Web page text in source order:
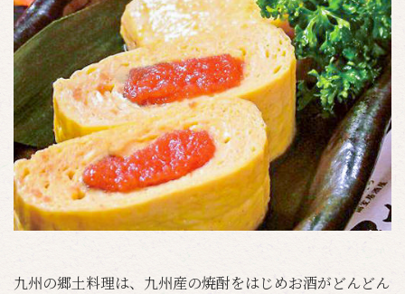
九州の郷土料理は、九州産の焼酎をはじめお酒がどんどん